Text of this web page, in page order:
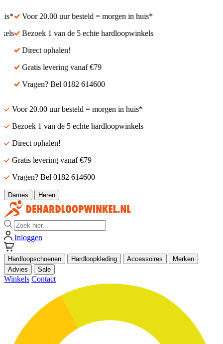
Voor 20.00 uur besteld = morgen in huis*
Bezoek 1 van de 5 echte hardloopwinkels
Direct ophalen!
Gratis levering vanaf €79
Vragen? Bel 0182 614600
Voor 20.00 uur besteld = morgen in huis*
Bezoek 1 van de 5 echte hardloopwinkels
Direct ophalen!
Gratis levering vanaf €79
Vragen? Bel 0182 614600
Dames Heren
Zoek
Inloggen
Hardloopschoenen Hardloopkleding Accessoires
Merken
Advies
Sale
Winkels Contact